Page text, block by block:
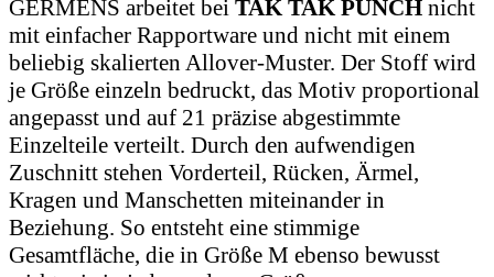
mit einfacher Rapportware und nicht mit einem
beliebig skalierten Allover-Muster. Der Stoff wird
je Größe einzeln bedruckt, das Motiv proportional
angepasst und auf 21 präzise abgestimmte
Einzelteile verteilt. Durch den aufwendigen
Zuschnitt stehen Vorderteil, Rücken, Ärmel,
Kragen und Manschetten miteinander in
Beziehung. So entsteht eine stimmige
Gesamtfläche, die in Größe M ebenso bewusst
wirkt wie in jeder anderen Größe.